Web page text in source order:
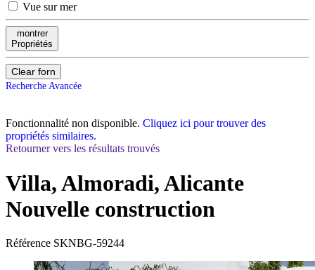
Vue sur mer
montrer
Propriétés
Clear forn
Recherche Avancée
Fonctionnalité non disponible. Cliquez ici pour trouver des
propriétés similaires.
Retourner vers les résultats trouvés
Villa, Almoradi, Alicante
Nouvelle construction
Référence SKNBG-59244